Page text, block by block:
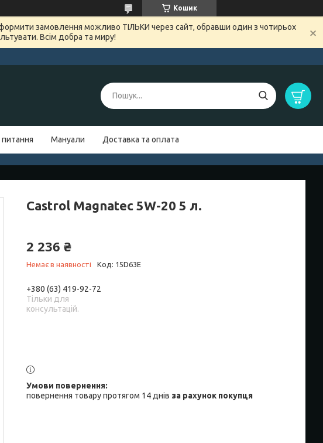
Кошик
замовлення можливо ТІЛЬКИ через сайт, обравши один з чотирьох
Всім добра та миру!
питання Мануали Доставка та оплата
Castrol Magnatec 5W-20 5 л.
2 236 ₴
Немає в наявності Код: 15D63E
+380 (63) 419-92-72
Тільки для
консультацій.
повернення товару протягом 14 днів за рахунок покупця